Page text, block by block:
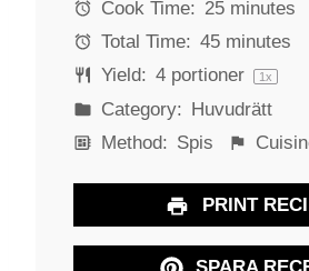
r
r
s
r
s
r
s
Cook Time: 25 minutes
Total Time: 45 minutes
Yield: 4portioner 1x
Category: Huvudrätt
Method: Spis
PRINT